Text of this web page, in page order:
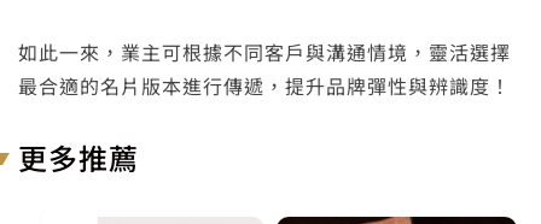
如此一來，業主可根據不同客戶與溝通情境，靈活選擇
最合適的名片版本進行傳遞，提升品牌彈性與辨識度！
更多推薦